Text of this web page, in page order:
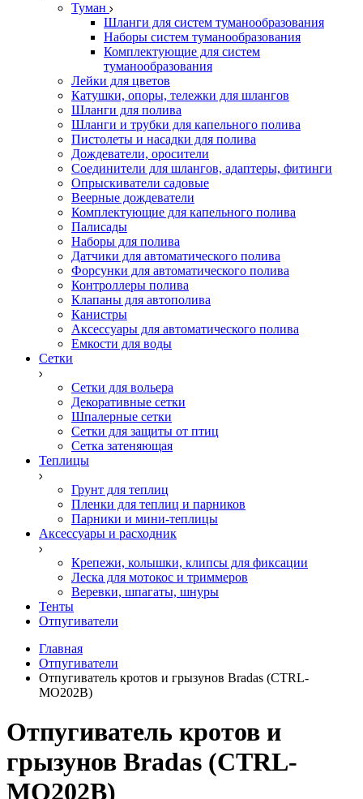
Туман
Шланги для систем туманообразования
Наборы систем туманообразования
Комплектующие для систем
туманообразования
Лейки для цветов
Катушки, опоры, тележки для шлангов
Шланги для полива
Шланги и трубки для капельного полива
Пистолеты и насадки для полива
Дождеватели, оросители
Соединители для шлангов, адаптеры, фитинги
Опрыскиватели садовые
Веерные дождеватели
Комплектующие для капельного полива
Палисады
Наборы для полива
Датчики для автоматического полива
Форсунки для автоматического полива
Контроллеры полива
Клапаны для автополива
Канистры
Аксессуары для автоматического полива
Емкости для воды
Сетки
Сетки для вольера
Декоративные сетки
Шпалерные сетки
Сетки для защиты от птиц
Сетка затеняющая
Теплицы
Грунт для теплиц
Пленки для теплиц и парников
Парники и мини-теплицы
Аксессуары и расходник
Крепежи, колышки, клипсы для фиксации
Леска для мотокос и триммеров
Веревки, шпагаты, шнуры
Тенты
Отпугиватели
Главная
Отпугиватели
Отпугиватель кротов и грызунов Bradas (CTRL-
MO202B)
Отпугиватель кротов и
грызунов Bradas (CTRL-
MO202B)